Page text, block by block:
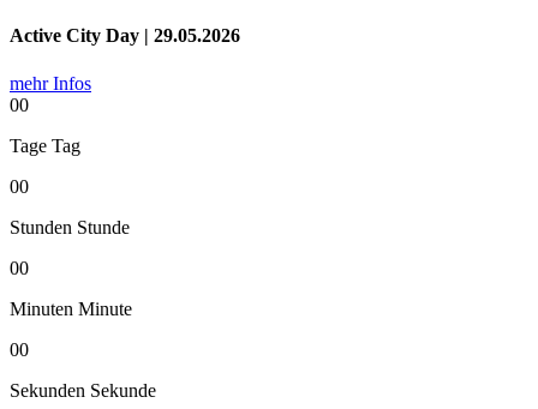
Active City Day | 29.05.2026
mehr Infos
00
Tage Tag
00
Stunden Stunde
00
Minuten Minute
00
Sekunden Sekunde